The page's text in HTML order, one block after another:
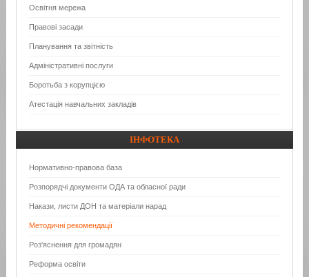
Освітня мережа
Правові засади
Планування та звітність
Адміністративні послуги
Боротьба з корупцією
Атестація навчальних закладів
ІНФОТЕКА
Нормативно-правова база
Розпорядчі документи ОДА та обласної ради
Накази, листи ДОН та матеріали нарад
Методичні рекомендації
Роз'яснення для громадян
Реформа освіти